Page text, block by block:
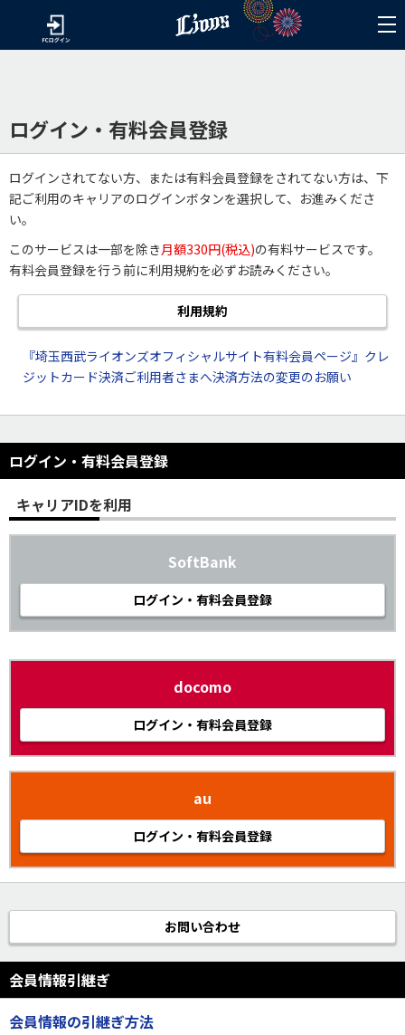
ログイン・有料会員登録
ログインされてない方、または有料会員登録をされてない方は、下
記ご利用のキャリアのログインボタンを選択して、お進みくださ
い。
このサービスは一部を除き月額330円(税込)の有料サービスです。
有料会員登録を行う前に利用規約を必ずお読みください。
利用規約
『埼玉西武ライオンズオフィシャルサイト有料会員ページ』クレ
ジットカード決済ご利用者さまへ決済方法の変更のお願い
ログイン・有料会員登録
キャリアIDを利用
SoftBank
ログイン・有料会員登録
docomo
ログイン・有料会員登録
au
ログイン・有料会員登録
お問い合わせ
会員情報引継ぎ
会員情報の引継ぎ方法